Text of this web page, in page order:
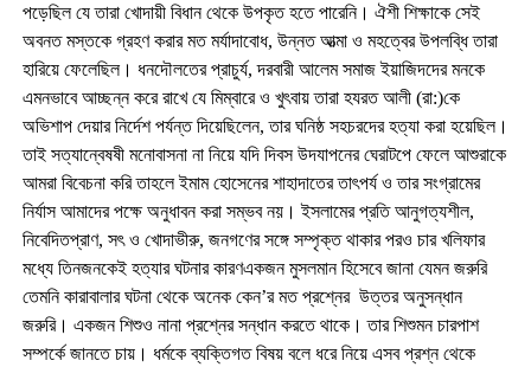
পড়েছিল যে তারা খোদায়ী বিধান থেকে উপকৃত হতে পারেনি। ঐশী শিক্ষাকে সেই
অবনত মস্তকে গ্রহণ করার মত মর্যাদাবোধ, উন্নত আত্মা ও মহত্বের উপলব্ধি তারা
হারিয়ে ফেলেছিল। ধনদৌলতের প্রাচুর্য, দরবারী আলেম সমাজ ইয়াজিদদের মনকে
এমনভাবে আচ্ছন্ন করে রাখে যে মিম্বারে ও খুৎবায় তারা হযরত আলী (রা:)কে
অভিশাপ দেয়ার নির্দেশ পর্যন্ত দিয়েছিলেন, তার ঘনিষ্ঠ সহচরদের হত্যা করা হয়েছিল।
তাই সত্যান্বেষষী মনোবাসনা না নিয়ে যদি দিবস উদযাপনের ঘেরাটপে ফেলে আশুরাকে
আমরা বিবেচনা করি তাহলে ইমাম হোসেনের শাহাদাতের তাৎপর্য ও তার সংগ্রামের
নির্যাস আমাদের পক্ষে অনুধাবন করা সম্ভব নয়। ইসলামের প্রতি আনুগত্যশীল,
নিবেদিতপ্রাণ, সৎ ও খোদাভীরু, জনগণের সঙ্গে সম্পৃক্ত থাকার পরও চার খলিফার
মধ্যে তিনজনকেই হত্যার ঘটনার কারণএকজন মুসলমান হিসেবে জানা যেমন জরুরি
তেমনি কারাবালার ঘটনা থেকে অনেক কেন’র মত প্রশ্নের উত্তর অনুসন্ধান
জরুরি। একজন শিশুও নানা প্রশ্নের সন্ধান করতে থাকে। তার শিশুমন চারপাশ
সম্পর্কে জানতে চায়। ধর্মকে ব্যক্তিগত বিষয় বলে ধরে নিয়ে এসব প্রশ্ন থেকে